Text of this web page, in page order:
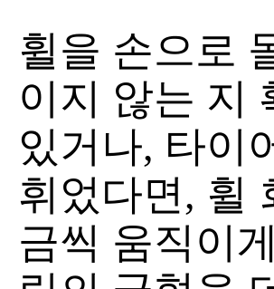
휠을 손으로
이지 않는 지
있거나, 타이
휘었다면, 휠
금씩 움직이